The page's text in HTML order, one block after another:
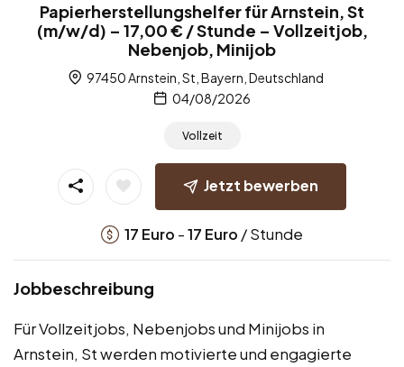
Papierherstellungshelfer für Arnstein, St
(m/w/d) – 17,00 € / Stunde – Vollzeitjob,
Nebenjob, Minijob
97450 Arnstein, St, Bayern, Deutschland
04/08/2026
Vollzeit
Jetzt bewerben
17 Euro -17 Euro / Stunde
Jobbeschreibung
Für Vollzeitjobs, Nebenjobs und Minijobs in
Arnstein, St werden motivierte und engagierte